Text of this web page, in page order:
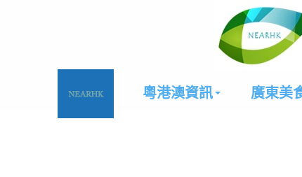
粵港澳資訊 廣東美